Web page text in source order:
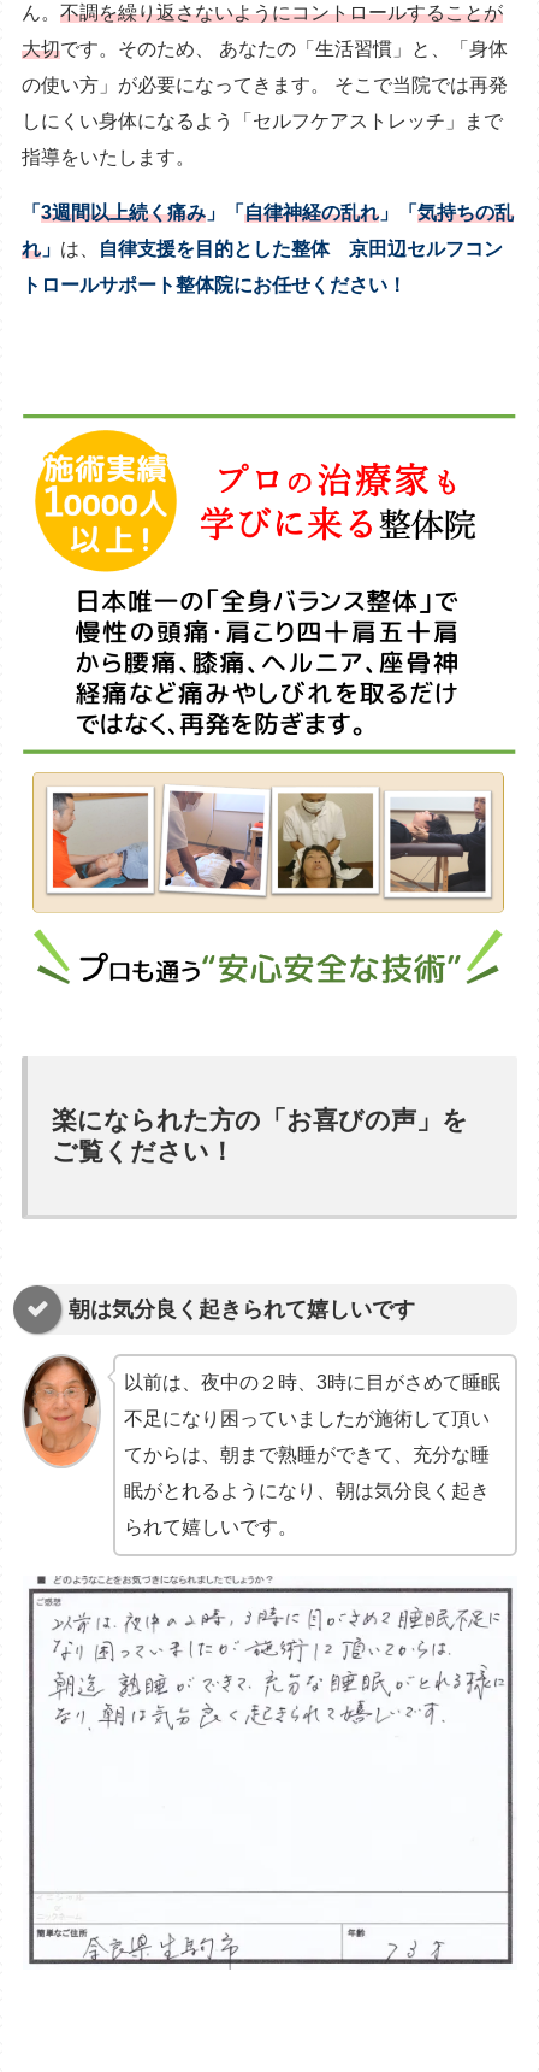
ん。不調を繰り返さないようにコントロールすることが
大切です。そのため、 あなたの「生活習慣」と、「身体
の使い方」が必要になってきます。 そこで当院では再発
しにくい身体になるよう「セルフケアストレッチ」まで
指導をいたします。
「3週間以上続く痛み 」「自律神経の乱れ 」「気持ちの乱
れ 」 は、 自律支援を目的とした整体京田辺セルフコン
トロールサポート整体院にお任せください！
楽になられた方の「お喜びの声」を
ご覧ください！
朝は気分良く起きられて嬉しいです
以前は、夜中の２時、3時に目がさめて睡眠
不足になり困っていましたが施術して頂い
てからは、朝まで熟睡ができて、充分な睡
眠がとれるようになり、朝は気分良く起き
られて嬉しいです。